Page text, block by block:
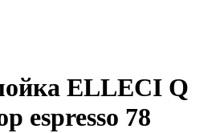
ELLECI Q
espresso 78